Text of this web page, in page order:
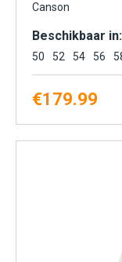
Canson
Beschikbaar in:
50 52 54 56
€179.99